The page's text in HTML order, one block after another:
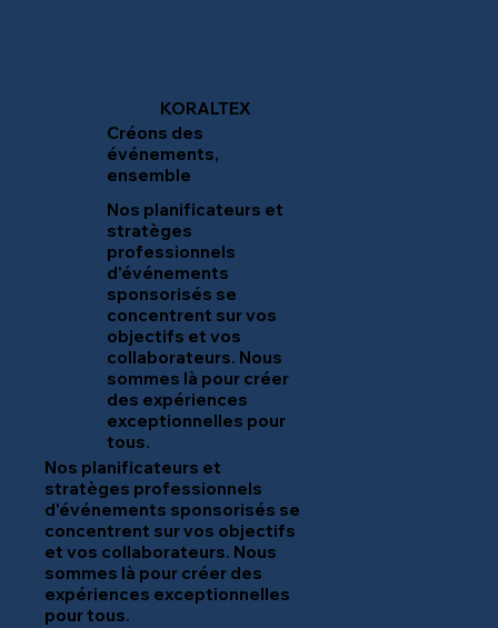
KORALTEX
Créons des
événements,
ensemble
Nos planificateurs et
stratèges
professionnels
d'événements
sponsorisés se
concentrent sur vos
objectifs et vos
collaborateurs. Nous
sommes là pour créer
des expériences
exceptionnelles pour
tous.
Nos planificateurs et
stratèges professionnels
d'événements sponsorisés se
concentrent sur vos objectifs
et vos collaborateurs. Nous
sommes là pour créer des
expériences exceptionnelles
pour tous.